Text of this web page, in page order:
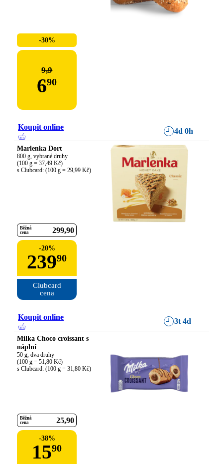
-30%
9,9
690
Koupit online 4d 0h
Marlenka Dort
800 g, vybrané druhy
(100 g = 37,49 Kč)
s Clubcard: (100 g = 29,99 Kč)
Běžná
cena
299 90
-20%
23990
Clubcard
cena
Koupit online 3t 4d
Milka Choco croissant s
náplní
50 g, dva druhy
(100 g = 51,80 Kč)
s Clubcard: (100 g = 31,80 Kč)
Běžná
cena
25 90
-38%
1590